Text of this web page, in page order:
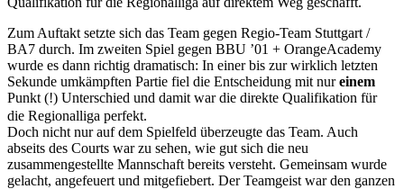
Zum Auftakt setzte sich das Team gegen Regio-Team Stuttgart /
BA7 durch. Im zweiten Spiel gegen BBU ’01 + OrangeAcademy
wurde es dann richtig dramatisch: In einer bis zur wirklich letzten
Sekunde umkämpften Partie fiel die Entscheidung mit nureinem
Punkt (!) Unterschied und damit war die direkte Qualifikation für
die Regionalliga perfekt.
Doch nicht nur auf dem Spielfeld überzeugte das Team. Auch
abseits des Courts war zu sehen, wie gut sich die neu
zusammengestellte Mannschaft bereits versteht. Gemeinsam wurde
gelacht, angefeuert und mitgefiebert. Der Teamgeist war den ganzen